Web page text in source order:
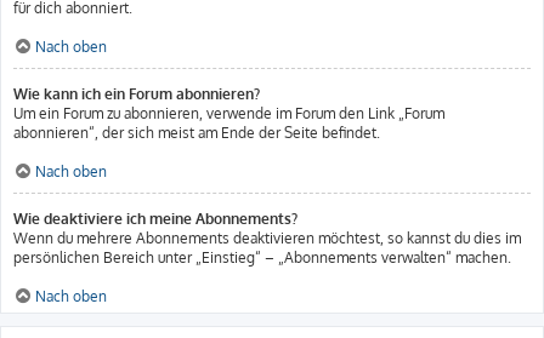
für dich abonniert.
Nach oben
Wie kann ich ein Forum abonnieren?
Um ein Forum zu abonnieren, verwende im Forum den Link „Forum
abonnieren“, der sich meist am Ende der Seite befindet.
Nach oben
Wie deaktiviere ich meine Abonnements?
Wenn du mehrere Abonnements deaktivieren möchtest, so kannst du dies im
persönlichen Bereich unter „Einstieg“ – „Abonnements verwalten“ machen.
Nach oben